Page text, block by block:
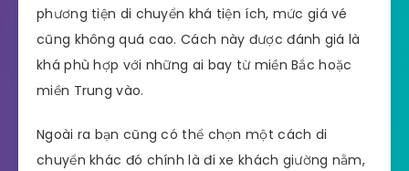
phương tiện di chuyển khá tiện ích, mức giá vé
cũng không quá cao. Cách này được đánh giá là
khá phù hợp với những ai bay từ miền Bắc hoặc
miền Trung vào.
Ngoài ra bạn cũng có thể chọn một cách di
chuyển khác đó chính là đi xe khách giường nằm,